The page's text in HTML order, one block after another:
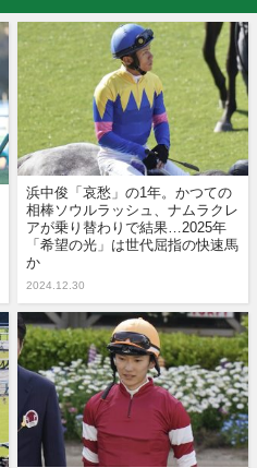
浜中俊「哀愁」の1年。かつての
相棒ソウルラッシュ、ナムラクレ
アが乗り替わりで結果…2025年
「希望の光」は世代屈指の快速馬
か
2024.12.30